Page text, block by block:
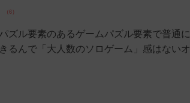
ズル要素のあるゲームパズル要素で普通に
るんで「大人数のソロゲーム」感はないオ